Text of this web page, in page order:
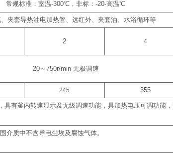
常规标准：室温-300℃ ，非标：-20-高温℃
夹套导热油电加热管、远红外、夹套油、水浴循环等
2 4
20～ 750r/min 无极调速
245 355
，具有釜内转速显示及无级调速功能，具加热电压可调功能
围介质中不含导电尘埃及腐蚀气体。